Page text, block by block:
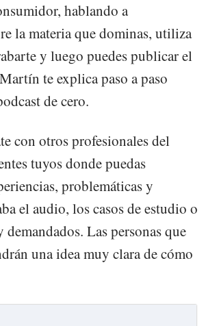
hablando a
la materia que dominas, utiliza
y luego puedes publicar el
te explica paso a paso
de cero.
con otros profesionales del
tuyos donde puedas
problemáticas y
el audio, los casos de estudio o
demandados. Las personas que
una idea muy clara de cómo